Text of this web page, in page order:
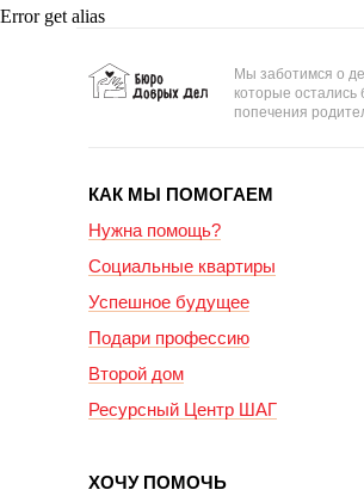
Error get alias
Мы заботимся о
которые остались
попечения
КАК МЫ ПОМОГАЕМ
Нужна помощь?
Социальные квартиры
Успешное будущее
Подари профессию
Второй дом
Ресурсный Центр ШАГ
ХОЧУ ПОМОЧЬ